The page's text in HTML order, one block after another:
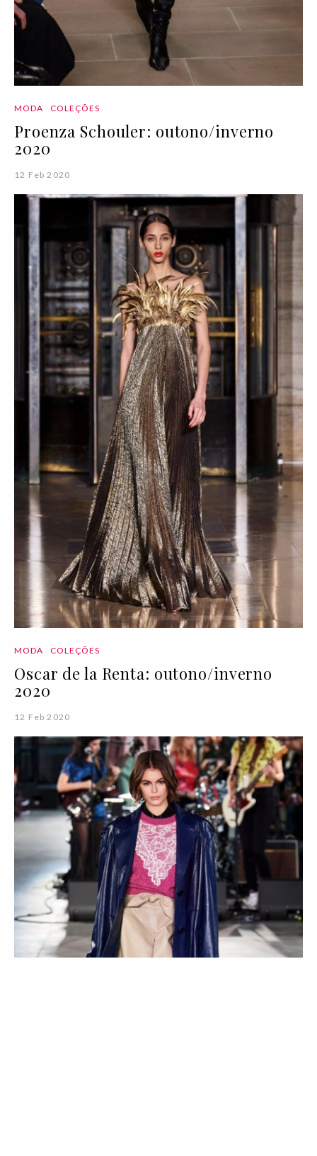
MODA COLEÇÕES
Proenza Schouler: outono/inverno
2020
12 Feb 2020
MODA COLEÇÕES
Oscar de la Renta: outono/inverno
2020
12 Feb 2020